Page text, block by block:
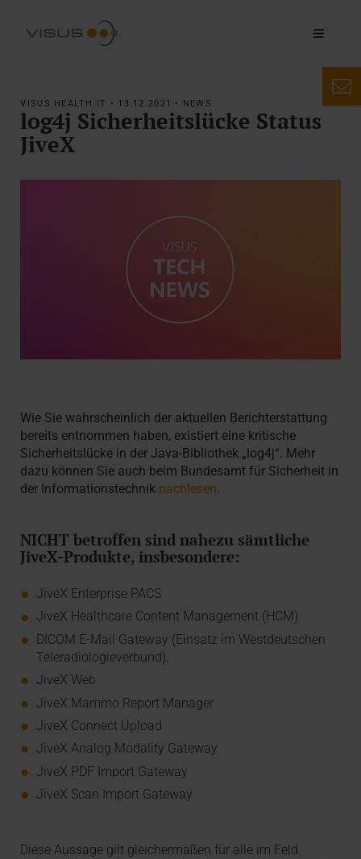
VISUS HEALTH IT • 13.12.2021 • NEWS
log4j Sicherheitslücke Status
JiveX
Wie Sie wahrscheinlich der aktuellen Berichterstattung
bereits entnommen haben, existiert eine kritische
Sicherheitslücke in der Java-Bibliothek „log4j“. Mehr
dazu können Sie auch beim Bundesamt für Sicherheit in
der Informationstechnik nachlesen.
NICHT betroffen sind nahezu sämtliche
JiveX-Produkte, insbesondere:
JiveX Enterprise PACS
JiveX Healthcare Content Management (HCM)
DICOM E-Mail Gateway (Einsatz im Westdeutschen
Teleradiologieverbund).
JiveX Web
JiveX Mammo Report Manager
JiveX Connect Upload
JiveX Analog Modality Gateway
JiveX PDF Import Gateway
JiveX Scan Import Gateway
Diese Aussage gilt gleichermaßen für alle im Feld